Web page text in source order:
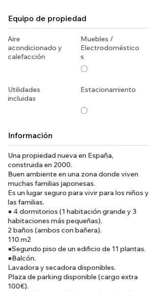
Equipo de propiedad
Aire
acondicionado y
calefacción
Muebles /
Electrodoméstico
s
〇
Utilidades
incluidas
Estacionamiento
〇
Información
Una propiedad nueva en España,
construida en 2000.
Buen ambiente en una zona donde viven
muchas familias japonesas.
Es un lugar seguro para vivir para los niños y
las familias.
● 4 dormitorios (1 habitación grande y 3
habitaciones más pequeñas).
2 baños (ambos con bañera).
110 m2
●Segundo piso de un edificio de 11 plantas.
●Balcón.
Lavadora y secadora disponibles.
Plaza de parking disponible (cargo extra
100€).